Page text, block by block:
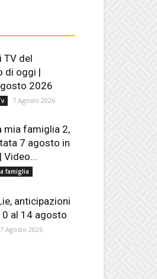
TV del
di oggi |
2026
7 Agosto 2026
mia famiglia 2,
7 agosto in
Video...
famiglia
anticipazioni
al 14 agosto
7 Agosto 2026